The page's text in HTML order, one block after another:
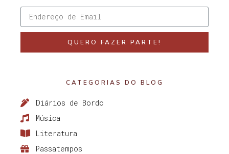
QUERO FAZER PARTE!
CATEGORIAS DO BLOG
Diários de Bordo
Música
Literatura
Passatempos